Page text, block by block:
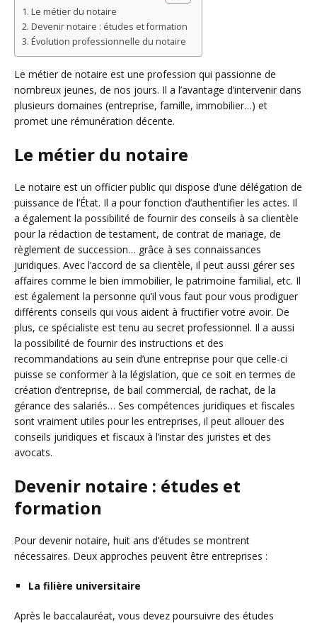
Le métier du notaire
Devenir notaire : études et formation
Évolution professionnelle du notaire
Le métier de notaire est une profession qui passionne de
nombreux jeunes, de nos jours. Il a l’avantage d’intervenir dans
plusieurs domaines (entreprise, famille, immobilier…) et
promet une rémunération décente.
Le métier du notaire
Le notaire est un officier public qui dispose d’une délégation de
puissance de l’État. Il a pour fonction d’authentifier les actes. Il
a également la possibilité de fournir des conseils à sa clientèle
pour la rédaction de testament, de contrat de mariage, de
règlement de succession… grâce à ses connaissances
juridiques. Avec l’accord de sa clientèle, il peut aussi gérer ses
affaires comme le bien immobilier, le patrimoine familial, etc. Il
est également la personne qu’il vous faut pour vous prodiguer
différents conseils qui vous aident à fructifier votre avoir. De
plus, ce spécialiste est tenu au secret professionnel. Il a aussi
la possibilité de fournir des instructions et des
recommandations au sein d’une entreprise pour que celle-ci
puisse se conformer à la législation, que ce soit en termes de
création d’entreprise, de bail commercial, de rachat, de la
gérance des salariés… Ses compétences juridiques et fiscales
sont vraiment utiles pour les entreprises, il peut allouer des
conseils juridiques et fiscaux à l’instar des juristes et des
avocats.
Devenir notaire : études et
formation
Pour devenir notaire, huit ans d’études se montrent
nécessaires. Deux approches peuvent être entreprises :
La filière universitaire
Après le baccalauréat, vous devez poursuivre des études